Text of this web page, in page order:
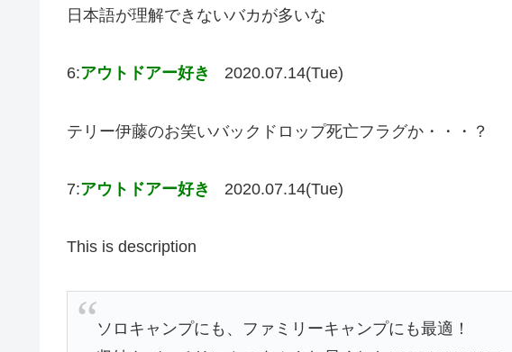
日本語が理解できないバカが多いな
6:アウトドアー好き 2020.07.14(Tue)
テリー伊藤のお笑いバックドロップ死亡フラグか・・・？
7:アウトドアー好き 2020.07.14(Tue)
This is description
ソロキャンプにも、ファミリーキャンプにも最適！